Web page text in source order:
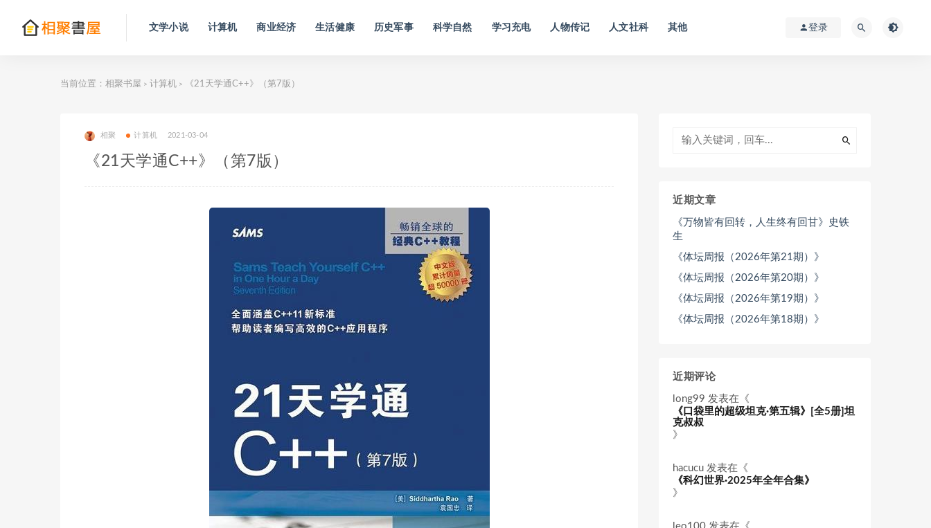
文学小说 计算机 商业经济 生活健康 历史军事 科学自然 学习充电 人物传记 人文社科 其他 登录
当前位置： 相聚书屋 > 计算机 > 《21天学通C++》（第7版）
相聚 计算机 2021-03-04
《21天学通C++》（第7版）
近期文章
《万物皆有回转，人生终有回甘》史铁
生
《体坛周报（2026年第21期）》
《体坛周报（2026年第20期）》
《体坛周报（2026年第19期）》
《体坛周报（2026年第18期）》
近期评论
long99 发表在《
《口袋里的超级坦克·第五辑》[全5册]坦
克叔叔
》
hacucu 发表在《
《科幻世界·2025年全年合集》
》